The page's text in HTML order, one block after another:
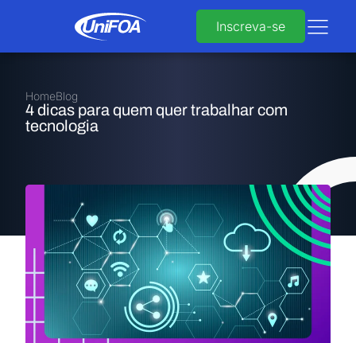
Inscreva-se
HomeBlog
4 dicas para quem quer trabalhar com
tecnologia